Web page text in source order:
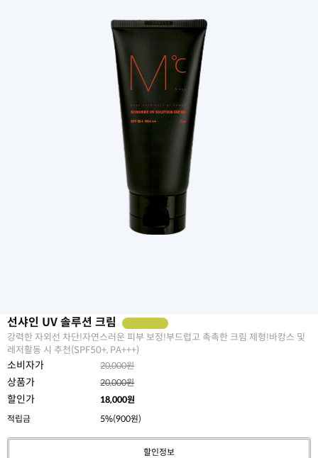
선샤인 UV 솔루션 크림
강력한 자외선 차단!자연스러운 피부 보정!부드럽고 촉촉한 크림 제형!바캉스 및
레저활동 시 추천(SPF50+, PA+++)
소비자가 20,000원
상품가 20,000원
할인가 18,000원
적립금
5%(900원)
할인정보